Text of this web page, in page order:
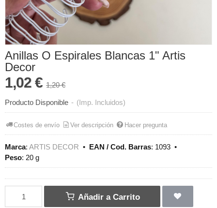
Anillas O Espirales Blancas 1" Artis
Decor
1,02 € 1,20 €
Producto Disponible - (Imp. Incluidos)
Costes de envío Ver descripción Hacer pregunta
Marca: ARTIS DECOR • EAN / Cod. Barras: 1093 •
Peso: 20 g
Añadir a Carrito